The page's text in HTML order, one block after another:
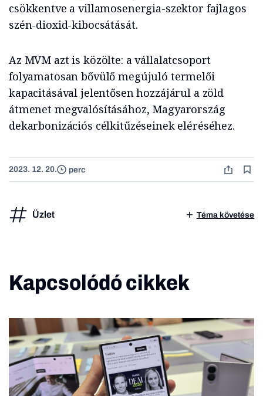
csökkentve a villamosenergia-szektor fajlagos
szén-dioxid-kibocsátását.
Az MVM azt is közölte: a vállalatcsoport
folyamatosan bővülő megújuló termelői
kapacitásával jelentősen hozzájárul a zöld
átmenet megvalósításához, Magyarország
dekarbonizációs célkitűzéseinek eléréséhez.
2023. 12. 20. perc
Üzlet Téma követése
Kapcsolódó cikkek